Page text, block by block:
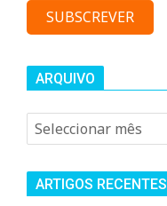
ARQUIVO
Arquivo
ARTIGOS RECENTES